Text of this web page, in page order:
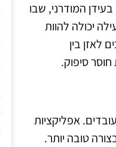
המודרני, שבו
יכולה להוות
לאזן בין
סיפוק.
עובדים. אפליקציות
טובה יותר.